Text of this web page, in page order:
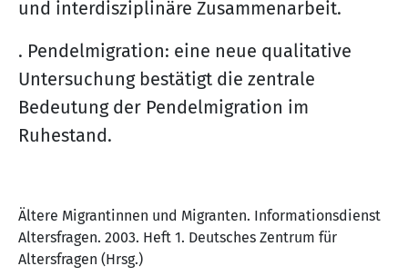
und interdisziplinäre Zusammenarbeit.
. Pendelmigration: eine neue qualitative
Untersuchung bestätigt die zentrale
Bedeutung der Pendelmigration im
Ruhestand.
Ältere Migrantinnen und Migranten. Informationsdienst
Altersfragen. 2003. Heft 1. Deutsches Zentrum für
Altersfragen (Hrsg.)